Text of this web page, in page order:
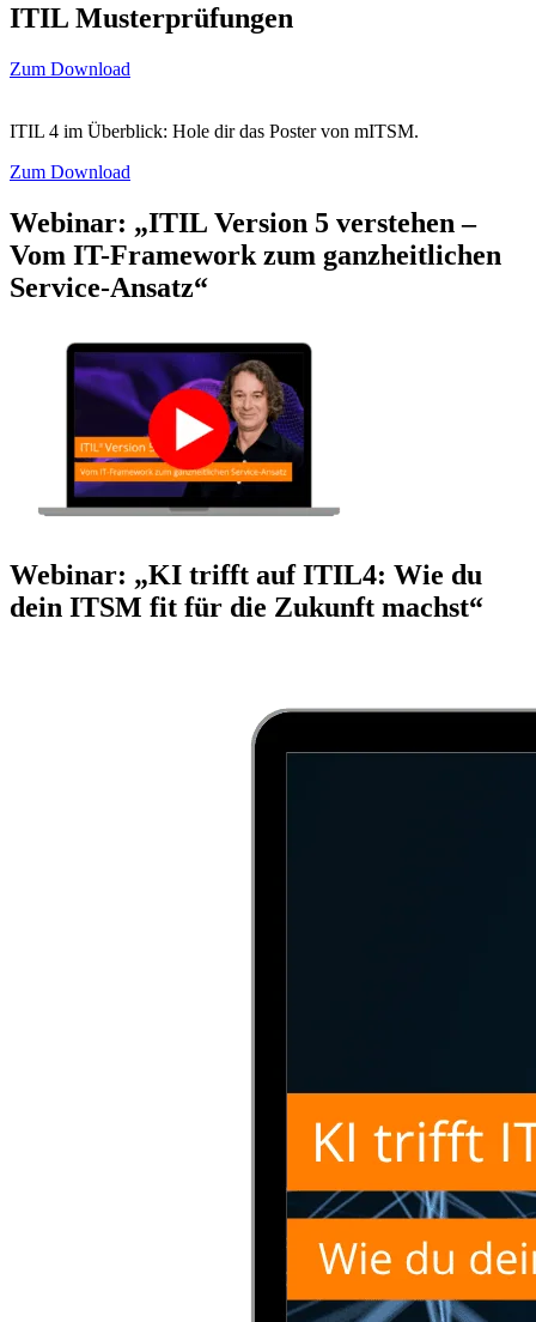
ITIL Musterprüfungen
Zum Download
ITIL 4 im Überblick: Hole dir das Poster von mITSM.
Zum Download
Webinar: „ITIL Version 5 verstehen –
Vom IT-Framework zum ganzheitlichen
Service-Ansatz“
Webinar: „KI trifft auf ITIL4: Wie du
dein ITSM fit für die Zukunft machst“